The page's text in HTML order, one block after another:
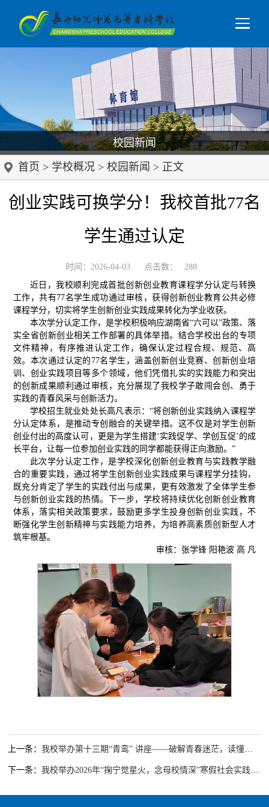
校园新闻
首页 > 学校概况 > 校园新闻 > 正文
创业实践可换学分！我校首批77名
学生通过认定
时间：2026-04-03 点击数： 288
近日，我校顺利完成首批创新创业教育课程学分认定与转换
工作，共有77名学生成功通过审核，获得创新创业教育公共必修
课程学分，切实将学生创新创业实践成果转化为学业收获。
本次学分认定工作，是学校积极响应湖南省“六可以”政策、落
实全省创新创业相关工作部署的具体举措。结合学校出台的专项
文件精神，有序推进认定工作，确保认定过程合规、规范、高
效。本次通过认定的77名学生，涵盖创新创业竞赛、创新创业培
训、创业实践项目等多个领域，他们凭借扎实的实践能力和突出
的创新成果顺利通过审核，充分展现了我校学子敢闯会创、勇于
实践的青春风采与创新活力。
学校招生就业处处长高凡表示：“将创新创业实践纳入课程学
分认定体系，是推动专创融合的关键举措。这不仅是对学生创新
创业付出的高度认可，更是为学生搭建‘实践促学、学创互促’的成
长平台，让每一位参加创业实践的同学都能获得正向激励。”
此次学分认定工作，是学校深化创新创业教育与实践教学融
合的重要实践，通过将学生创新创业实践成果与课程学分挂钩，
既充分肯定了学生的实践付出与成果，更有效激发了全体学生参
与创新创业实践的热情。下一步，学校将持续优化创新创业教育
体系，落实相关政策要求，鼓励更多学生投身创新创业实践，不
断强化学生创新精神与实践能力培养，为培养高素质创新型人才
筑牢根基。
审核：张学锋 阳艳波 高 凡
上一条：我校举办第十三期“青鸾” 讲座——破解青春迷茫，读懂终身成长的底层逻辑
下一条：我校举办2026年“掬宁觉星火，念母校情深”寒假社会实践活动总结汇报